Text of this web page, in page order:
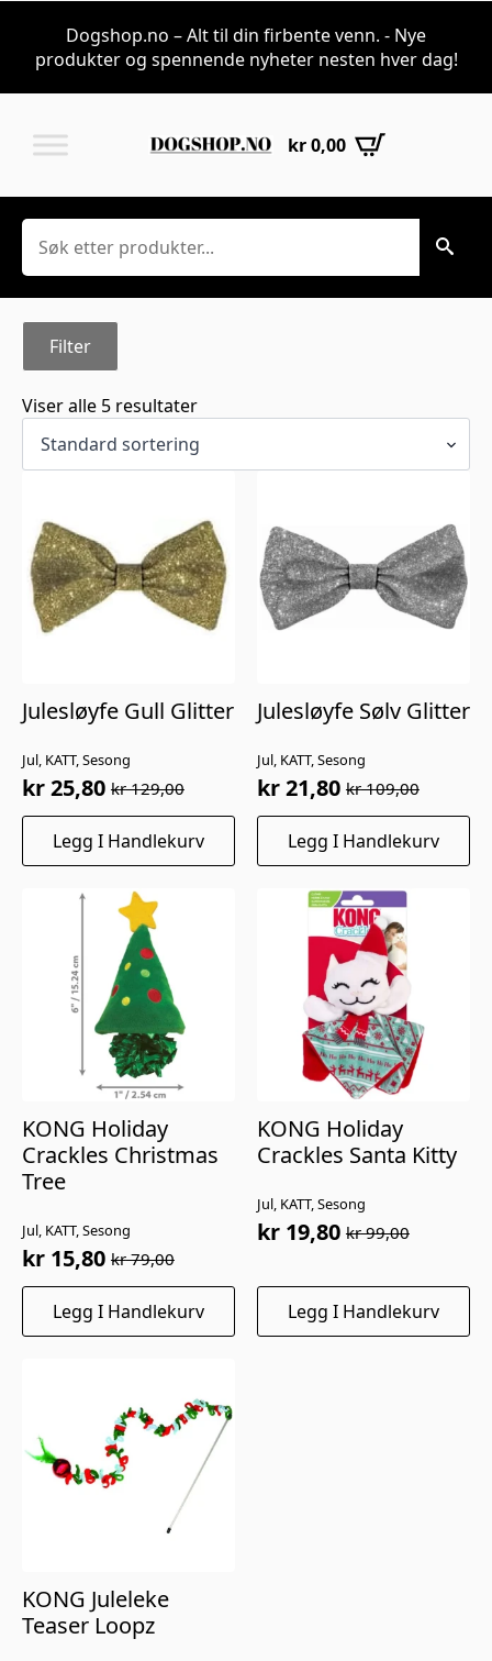
Sesong til katt |
Dogshop.no – Alt til din firbente venn. - Nye
produkter og spennende nyheter nesten hver dag!
kr0,00
Søk
Filter
Viser alle 5 resultater
Jul, KATT, Sesong
Julesløyfe Gull Glitter
kr129,00
Opprinnelig
pris
var:
kr25,80
Nåværende
pris
Legg I Handlekurv
Jul, KATT, Sesong
Julesløyfe Sølv Glitter
kr109,00
Opprinnelig
pris
var:
kr21,80
Nåværende
pris
Legg I Handlekurv
Jul, KATT, Sesong
KONG Holiday
Crackles Christmas
Tree
kr79,00
Opprinnelig
pris
var:
kr 15,80
Nåværende
pris
Legg I Handlekurv
Jul, KATT, Sesong
KONG Holiday
Crackles Santa Kitty
kr99,00
Opprinnelig
var:
kr 99,00.
kr 19,80
Nåværende
er:
kr 19,80.
Legg I Handlekurv
KONG Juleleke
Teaser Loopz